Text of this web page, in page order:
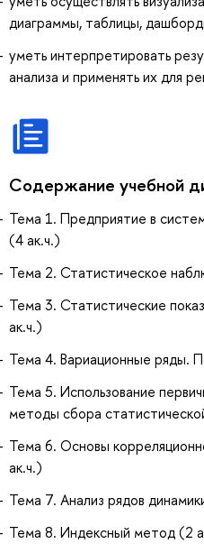
диаграммы, таблицы,
уметь интерпретировать
анализа и применять их для
Содержание учебной
Тема 1. Предприятие в
(4 ак.ч.)
Тема 2. Статистическое
Тема 3. Статистические
ак.ч.)
Тема 4. Вариационные ряды.
Тема 5. Использование
методы сбора
Тема 6. Основы
ак.ч.)
Тема 7. Анализ рядов
Тема 8. Индексный метод (2